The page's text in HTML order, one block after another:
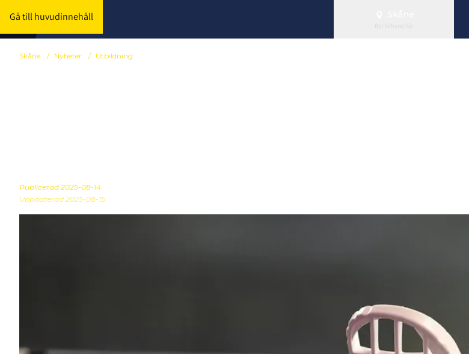
Gå till huvudinnehåll
Byt förbund här
Skåne / Nyheter / Utbildning
Publicerad 2025-08-14
Uppdaterad 2025-08-15